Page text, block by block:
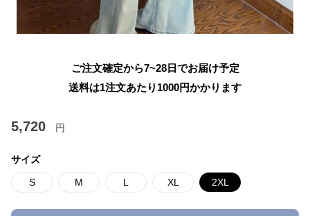
ご注文確定から7~28日でお届け予定
送料は1注文あたり 1000円かかります
5,720 円
サイズ
S M L XL 2XL